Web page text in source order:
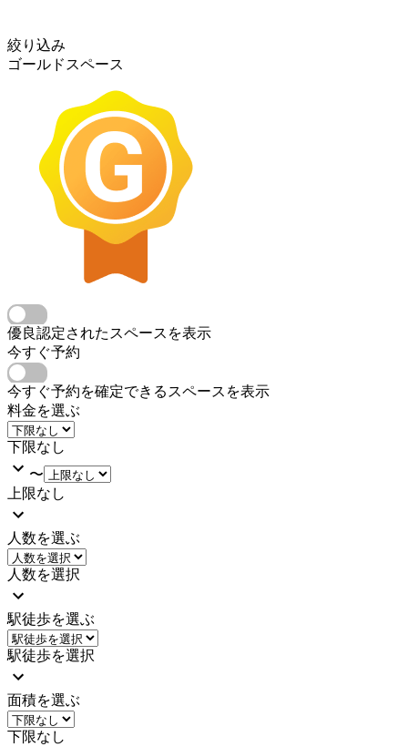
絞り込み
ゴールドスペース
優良認定されたスペースを表示
今すぐ予約
今すぐ予約を確定できるスペースを表示
料金を選ぶ
下限なし
〜
上限なし
人数を選ぶ
人数を選択
駅徒歩を選ぶ
駅徒歩を選択
面積を選ぶ
下限なし